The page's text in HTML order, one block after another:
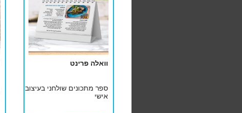
וואלה פרינט
ספר מתכונים שולחני בעיצוב
אישי